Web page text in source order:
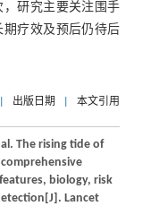
研究主要关注围手
疗效及预后仍待后
出版日期 本文引用
al. The rising tide of
biology, risk
Lancet